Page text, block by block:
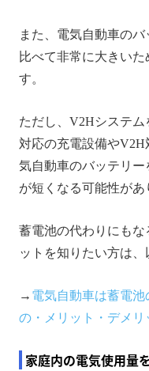
また、電気自動車の
比べて非常に大きい
す。
ただし、V2Hシステ
対応の充電設備や
気自動車のバッテリ
が短くなる可能性があ
蓄電池の代わりにもな
ットを知りたい方は、
→ 電気自動車は蓄電
の・メリット・デメリ
家庭内の電気使用量